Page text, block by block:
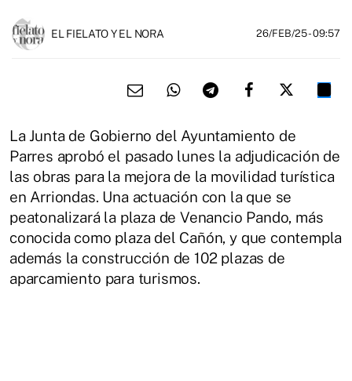
EL FIELATO Y EL NORA 26/FEB/25- 09:57
La Junta de Gobierno del Ayuntamiento de
Parres aprobó el pasado lunes la adjudicación de
las obras para la mejora de la movilidad turística
en Arriondas. Una actuación con la que se
peatonalizará la plaza de Venancio Pando, más
conocida como plaza del Cañón, y que contempla
además la construcción de 102 plazas de
aparcamiento para turismos.